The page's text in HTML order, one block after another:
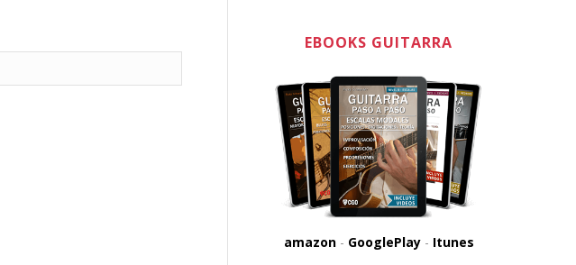
EBOOKS GUITARRA
amazon- GooglePlay- Itunes